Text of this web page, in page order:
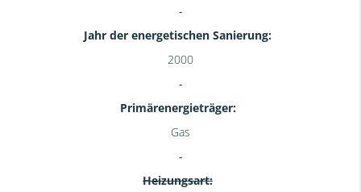
Jahr der energetischen Sanierung:
2000
Primärenergieträger:
Gas
Heizungsart: